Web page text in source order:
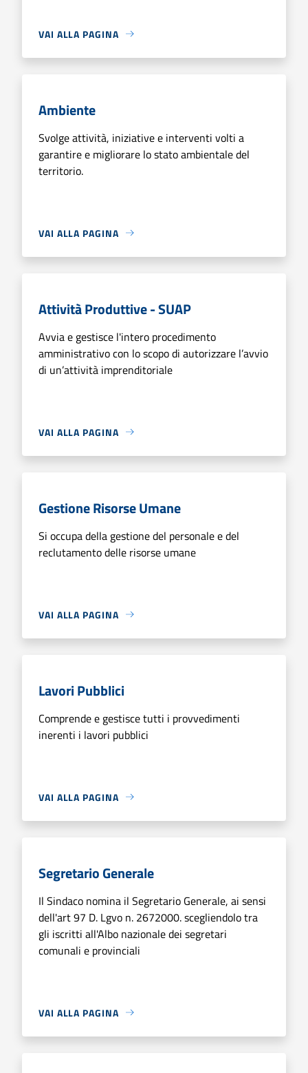
VAI ALLA PAGINA
Ambiente
Svolge attività, iniziative e interventi volti a
garantire e migliorare lo stato ambientale del
territorio.
VAI ALLA PAGINA
Attività Produttive - SUAP
Avvia e gestisce l'intero procedimento
amministrativo con lo scopo di autorizzare l’avvio
di un’attività imprenditoriale
VAI ALLA PAGINA
Gestione Risorse Umane
Si occupa della gestione del personale e del
reclutamento delle risorse umane
VAI ALLA PAGINA
Lavori Pubblici
Comprende e gestisce tutti i provvedimenti
inerenti i lavori pubblici
VAI ALLA PAGINA
Segretario Generale
Il Sindaco nomina il Segretario Generale, ai sensi
dell'art 97 D. Lgvo n. 2672000. scegliendolo tra
gli iscritti all'Albo nazionale dei segretari
comunali e provinciali
VAI ALLA PAGINA